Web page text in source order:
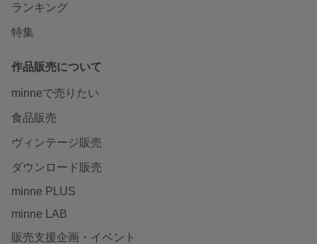
ランキング
特集
作品販売について
minneで売りたい
食品販売
ヴィンテージ販売
ダウンロード販売
minne PLUS
minne LAB
販売支援企画・イベント